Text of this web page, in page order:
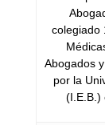
colegiado
Abogados
por la
(I.E.B.)